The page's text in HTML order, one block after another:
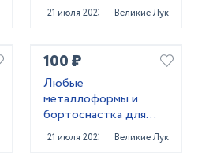
21 июля 2023 Великие Луки
100 ₽
Любые
металлоформы и
бортоснастка для
ваших ЖБИ от «М-
Конструктор»
21 июля 2023 Великие Луки